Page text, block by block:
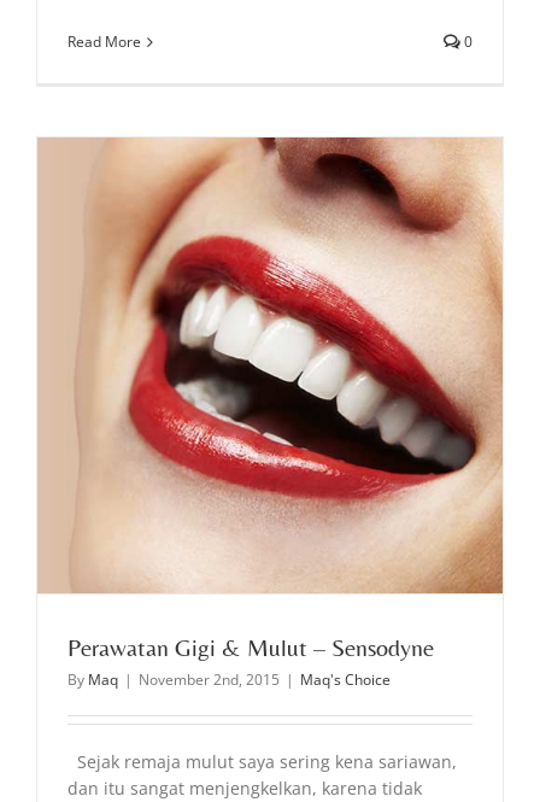
Read More 0
Perawatan Gigi & Mulut – Sensodyne
By Maq | November 2nd, 2015 | Maq's Choice
Sejak remaja mulut saya sering kena sariawan,
dan itu sangat menjengkelkan, karena tidak